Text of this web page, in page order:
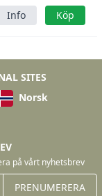
Info Köp
SITES
Norsk
på vårt nyhetsbrev
PRENUMERERA